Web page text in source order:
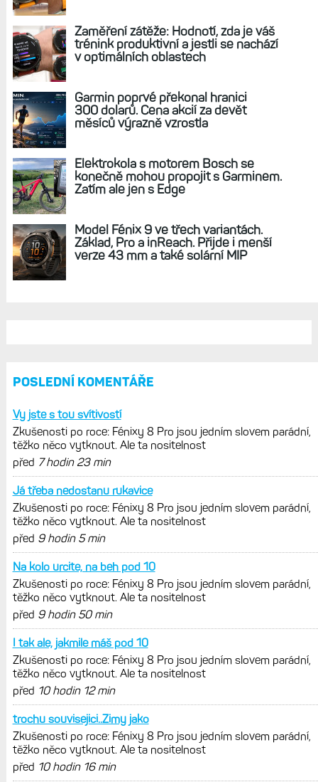
Zaměření zátěže: Hodnotí, zda je váš
trénink produktivní a jestli se nachází
v optimálních oblastech
Garmin poprvé překonal hranici
300 dolarů. Cena akcií za devět
měsíců výrazně vzrostla
Elektrokola s motorem Bosch se
konečně mohou propojit s Garminem.
Zatím ale jen s Edge
Model Fénix 9 ve třech variantách.
Základ, Pro a inReach. Přijde i menší
verze 43 mm a také solární MIP
POSLEDNÍ KOMENTÁŘE
Vy jste s tou svítivostí
Zkušenosti po roce: Fénixy 8 Pro jsou jedním slovem parádní,
těžko něco vytknout. Ale ta nositelnost
před 7 hodin 23 min
Já třeba nedostanu rukavice
Zkušenosti po roce: Fénixy 8 Pro jsou jedním slovem parádní,
těžko něco vytknout. Ale ta nositelnost
před 9 hodin 5 min
Na kolo urcite, na beh pod 10
Zkušenosti po roce: Fénixy 8 Pro jsou jedním slovem parádní,
těžko něco vytknout. Ale ta nositelnost
před 9 hodin 50 min
I tak ale, jakmile máš pod 10
Zkušenosti po roce: Fénixy 8 Pro jsou jedním slovem parádní,
těžko něco vytknout. Ale ta nositelnost
před 10 hodin 12 min
trochu souvisejici..Zimy jako
Zkušenosti po roce: Fénixy 8 Pro jsou jedním slovem parádní,
těžko něco vytknout. Ale ta nositelnost
před 10 hodin 16 min